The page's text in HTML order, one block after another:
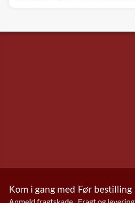
Kom i gang med Før bestilling